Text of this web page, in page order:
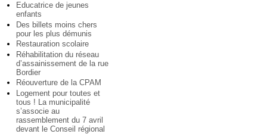
Educatrice de jeunes
enfants
Des billets moins chers
pour les plus démunis
Restauration scolaire
Réhabilitation du réseau
d’assainissement de la rue
Bordier
Réouverture de la CPAM
Logement pour toutes et
tous ! La municipalité
s’associe au
rassemblement du 7 avril
devant le Conseil régional